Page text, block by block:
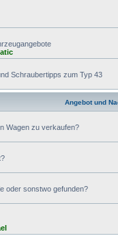
Schraubertipps zum Typ 43
Angebot und
Wagen zu verkaufen?
oder sonstwo gefunden?